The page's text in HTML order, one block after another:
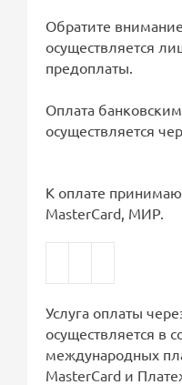
Обратите
осуществляется
предоплаты.
Оплата
осуществляется
К оплате
MasterCard, МИР.
Услуга оплаты
осуществляется в
международных
MasterCard и